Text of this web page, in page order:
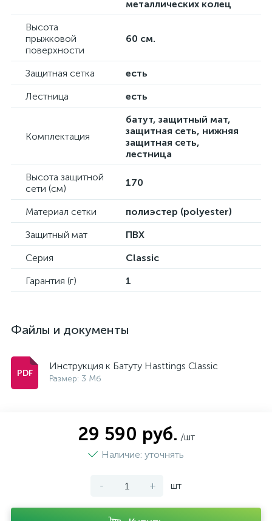
металлических колец
Высота
прыжковой
поверхности
60 см.
Защитная сетка
есть
Лестница
есть
Комплектация
батут, защитный мат,
защитная сеть, нижняя
защитная сеть,
лестница
Высота защитной
сети (см)
170
Материал сетки
полиэстер (polyester)
Защитный мат
ПВХ
Серия
Classic
Гарантия (г)
1
Файлы и документы
Инструкция к Батуту Hasttings Classic
Размер: 3 Мб
29 590 руб. /шт
Наличие: уточнять
- + шт